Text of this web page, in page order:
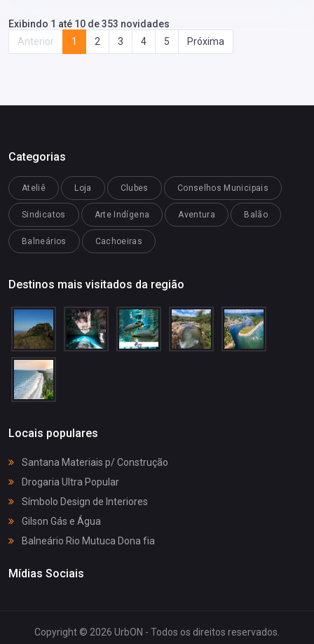
Exibindo 1 até 10 de 353 novidades
Anterior
1 2 3 4 5 Próxima
Categorias
Ateliê Loja Clubes Conselhos Municipais
Sindicatos Arte Indígena Aventura Balão
Balneários Cachoeiras
Destinos mais visitados da região
Locais populares
Santana Materiais p/ Construção
Drogaria Ultra Popular
Símbolo Design de Interiores
Gilson Gás e Água
Balneário Rio Mutuca Dona fia
Mídias Sociais
Copyright © 2026 UrbON - Todos os direitos reservados.